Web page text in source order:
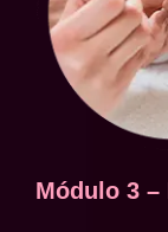
Módulo 3 –